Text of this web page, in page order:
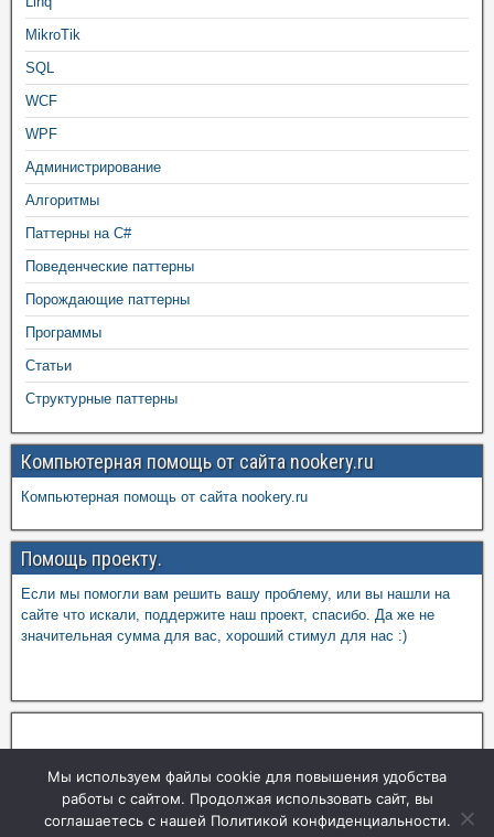
MikroTik
SQL
WCF
WPF
Администрирование
Алгоритмы
Паттерны на C#
Поведенческие паттерны
Порождающие паттерны
Программы
Статьи
Структурные паттерны
Компьютерная помощь от сайта nookery.ru
Компьютерная помощь от сайта nookery.ru
Помощь проекту.
Если мы помогли вам решить вашу проблему, или вы нашли на
сайте что искали, поддержите наш проект, спасибо. Да же не
значительная сумма для вас, хороший стимул для нас :)
Мы используем файлы cookie для повышения удобства
работы с сайтом. Продолжая использовать сайт, вы
соглашаетесь с нашей Политикой конфиденциальности.